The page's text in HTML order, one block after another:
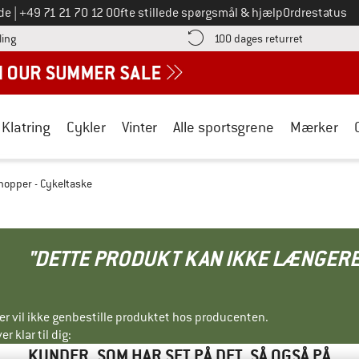
Ring til os på
+49 71 21 70 12 0Ofte stillede spørgsmål & hjælpOrdrestatus
Find betalingsoplysningerne her! Åbnes i en infoboks
100 dages returret Gå til
Klatring Cykler Vinter Alle sportsgrene Mærker
- Cykeltaske
"DETTE PRODUKT KAN IKKE
vil ikke genbestille produktet hos producenten.
klar til dig: